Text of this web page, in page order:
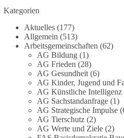
Vorhaben war bis zur
🟩🟩🟦🟦🟥🟥🟧🟧
Versorgungssicherheit ist keine
ist Voraussetzung für Freiheit,
Alltag der Menschen.
dieBasis steht für eine bezahlbare,
unabhängige Energieversorgung.
Kategorien
Aktuelles(177)
Allgemein (513)
Arbeitsgemeinschaften (62)
AG Bildung(1)
AG Frieden (28)
AG Gesundheit(6)
AG Kinder, Jugend und
AG Künstliche Intelligenz
AG Sachstandanfrage(1)
AG Strategische Impulse
AG Tierschutz(2)
AG Werte und Ziele(2)